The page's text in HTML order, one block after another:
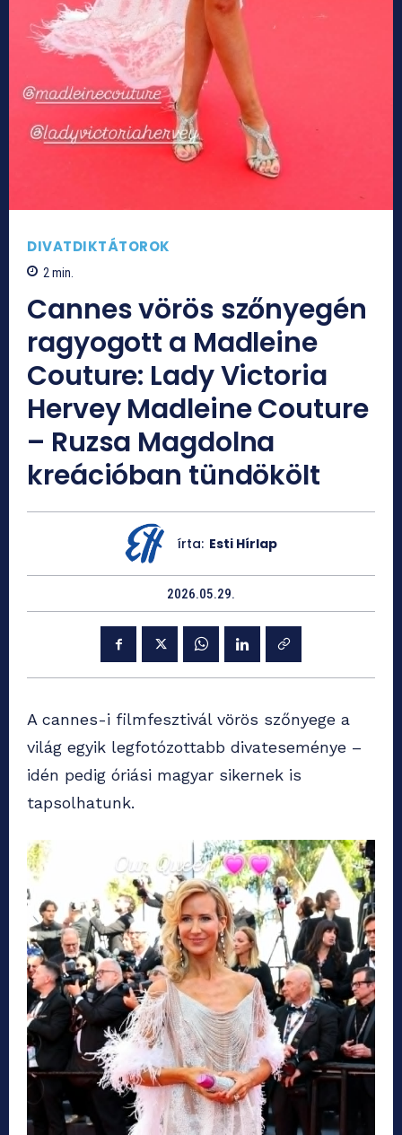
DIVATDIKTÁTOROK
2 min.
Cannes vörös szőnyegén
ragyogott a Madleine
Couture: Lady Victoria
Hervey Madleine Couture
– Ruzsa Magdolna
kreációban tündökölt
írta: Esti Hírlap
2026.05.29.
A cannes-i filmfesztivál vörös szőnyege a
világ egyik legfotózottabb divateseménye –
idén pedig óriási magyar sikernek is
tapsolhatunk.